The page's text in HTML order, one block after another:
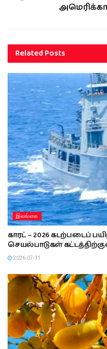
RelatedPosts
இலங்கை
காரட் – 2026 கடற்படைப்
செயல்பாடுகள்
2026-07-31